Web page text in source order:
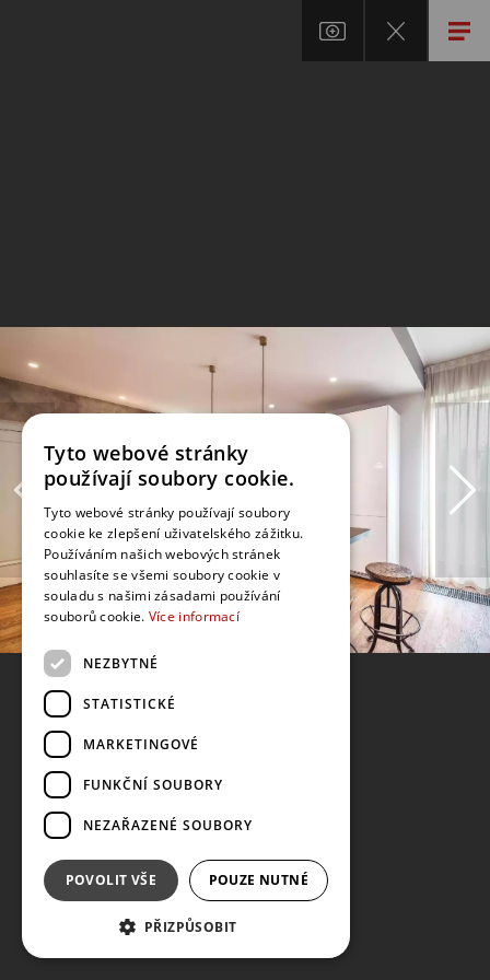
Tyto webové stránky
používají soubory cookie.
Tyto webové stránky používají soubory
cookie ke zlepšení uživatelského zážitku.
Používáním našich webových stránek
souhlasíte se všemi soubory cookie v
souladu s našimi zásadami používání
souborů cookie. Více informací
NEZBYTNÉ
STATISTICKÉ
MARKETINGOVÉ
FUNKČNÍ SOUBORY
NEZAŘAZENÉ SOUBORY
POVOLIT VŠE POUZE NUTNÉ
PŘIZPŮSOBIT